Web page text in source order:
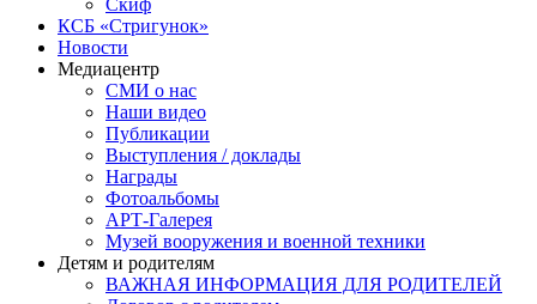
КСБ «Стригунок»
Новости
Медиацентр
СМИ о нас
Наши видео
Публикации
Выступления / доклады
Награды
Фотоальбомы
АРТ-Галерея
Музей вооружения и военной техники
Детям и родителям
ВАЖНАЯ ИНФОРМАЦИЯ ДЛЯ РОДИТЕЛЕЙ